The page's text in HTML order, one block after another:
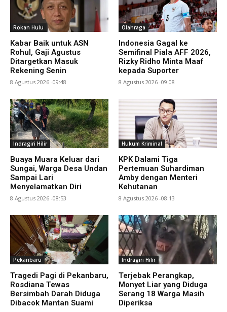
Rokan Hulu
Kabar Baik untuk ASN
Rohul, Gaji Agustus
Ditargetkan Masuk
Rekening Senin
8 Agustus 2026 -09:48
Olahraga
Indonesia Gagal ke
Semifinal Piala AFF 2026,
Rizky Ridho Minta Maaf
kepada Suporter
8 Agustus 2026 -09:08
Indragiri Hilir
Buaya Muara Keluar dari
Sungai, Warga Desa Undan
Sampai Lari
Menyelamatkan Diri
8 Agustus 2026 -08:53
Hukum Kriminal
KPK Dalami Tiga
Pertemuan Suhardiman
Amby dengan Menteri
Kehutanan
8 Agustus 2026 -08:13
Pekanbaru
Tragedi Pagi di Pekanbaru,
Rosdiana Tewas
Bersimbah Darah Diduga
Dibacok Mantan Suami
Indragiri Hilir
Terjebak Perangkap,
Monyet Liar yang Diduga
Serang 18 Warga Masih
Diperiksa